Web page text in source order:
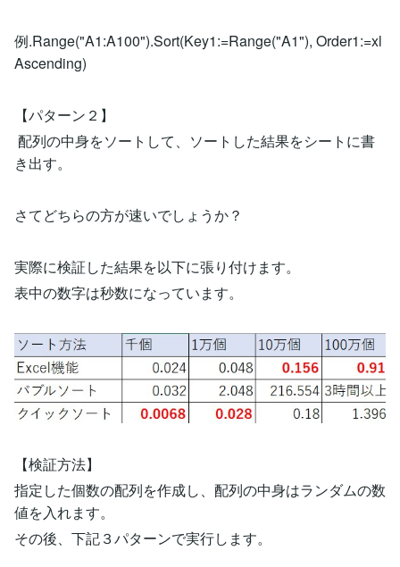
例.Range("A1:A100").Sort(Key1:=Range("A1"), Order1:=xl
Ascending)
【パターン２】
配列の中身をソートして、ソートした結果をシートに書
き出す。
さてどちらの方が速いでしょうか？
実際に検証した結果を以下に張り付けます。
表中の数字は秒数になっています。
【検証方法】
指定した個数の配列を作成し、配列の中身はランダムの数
値を入れます。
その後、下記３パターンで実行します。